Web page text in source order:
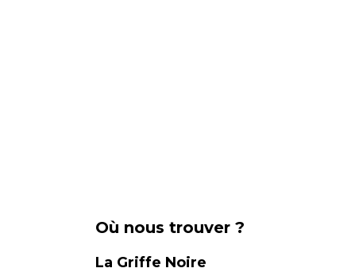
Où nous trouver ?
La Griffe Noire